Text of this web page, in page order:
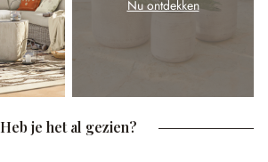
Nu ontdekken
Heb je het al gezien?